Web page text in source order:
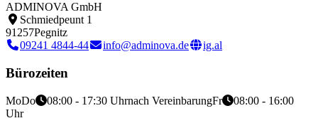
ADMINOVA GmbH
Schmiedpeunt 1
91257Pegnitz
09241 4844-44
info@adminova.de ig.al
Bürozeiten
MoDo 08:00 - 17:30 Uhrnach VereinbarungFr
08:00 - 16:00
Uhr